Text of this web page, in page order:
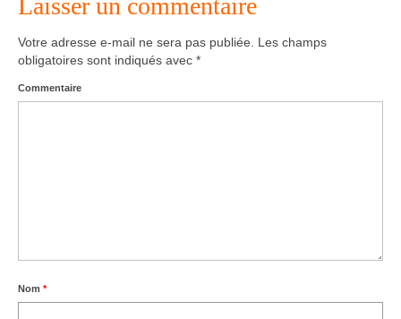
Laisser un commentaire
Votre adresse e-mail ne sera pas publiée.
Les champs
obligatoires sont indiqués avec *
Commentaire
Nom *